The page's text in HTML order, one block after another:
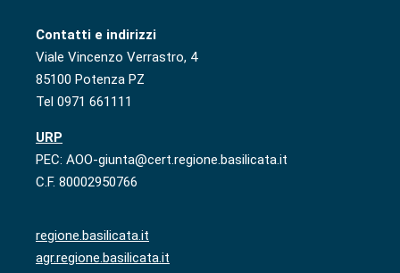
Contatti e indirizzi
Viale Vincenzo Verrastro, 4
85100 Potenza PZ
Tel 0971 661111
URP
PEC: AOO-giunta@cert.regione.basilicata.it
C.F. 80002950766
regione.basilicata.it
agr.regione.basilicata.it